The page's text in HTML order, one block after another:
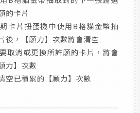
的卡片
卡片扭蛋機中使用B格貓金幣抽
後，【願力】次數將會清空
取消或更換所許願的卡片，將會
力】次數
空已積累的【願力】次數